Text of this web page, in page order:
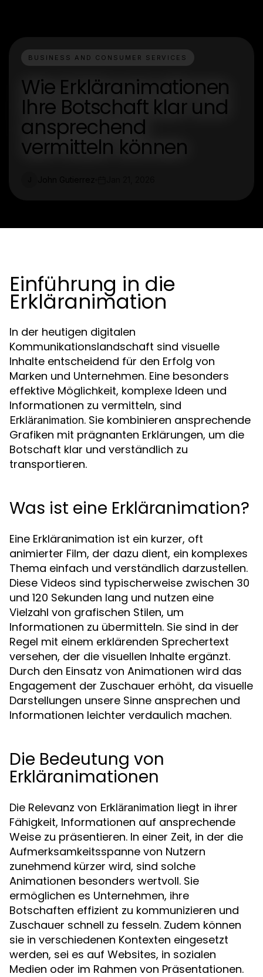
BUSINESS AND CONSUMER SERVICES
Wie Erkläranimationen
Ihre Botschaft klar und
ansprechend
vermitteln können
Einführung in die
Erkläranimation
In der heutigen digitalen
Kommunikationslandschaft sind visuelle
Inhalte entscheidend für den Erfolg von
Marken und Unternehmen. Eine besonders
effektive Möglichkeit, komplexe Ideen und
Informationen zu vermitteln, sind
Erkläranimation. Sie kombinieren ansprechende
Grafiken mit prägnanten Erklärungen, um die
Botschaft klar und verständlich zu
transportieren.
Was ist eine Erkläranimation?
Eine Erkläranimation ist ein kurzer, oft
animierter Film, der dazu dient, ein komplexes
Thema einfach und verständlich darzustellen.
Diese Videos sind typischerweise zwischen 30
und 120 Sekunden lang und nutzen eine
Vielzahl von grafischen Stilen, um
Informationen zu übermitteln. Sie sind in der
Regel mit einem erklärenden Sprechertext
versehen, der die visuellen Inhalte ergänzt.
Durch den Einsatz von Animationen wird das
Engagement der Zuschauer erhöht, da visuelle
Darstellungen unsere Sinne ansprechen und
Informationen leichter verdaulich machen.
Die Bedeutung von
Erkläranimationen
Die Relevanz von Erkläranimation liegt in ihrer
Fähigkeit, Informationen auf ansprechende
Weise zu präsentieren. In einer Zeit, in der die
Aufmerksamkeitsspanne von Nutzern
zunehmend kürzer wird, sind solche
Animationen besonders wertvoll. Sie
ermöglichen es Unternehmen, ihre
Botschaften effizient zu kommunizieren und
Zuschauer schnell zu fesseln. Zudem können
sie in verschiedenen Kontexten eingesetzt
werden, sei es auf Websites, in sozialen
Medien oder im Rahmen von Präsentationen.